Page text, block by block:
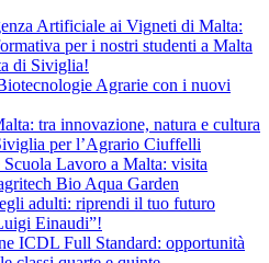
Artificiale ai Vigneti di Malta:
per i nostri studenti a Malta
di Siviglia!
Agrarie con i nuovi
tra innovazione, natura e cultura
per l’Agrario Ciuffelli
Scuola Lavoro a Malta: visita
Bio Aqua Garden
adulti: riprendi il tuo futuro
Einaudi”!
ICDL Full Standard: opportunità